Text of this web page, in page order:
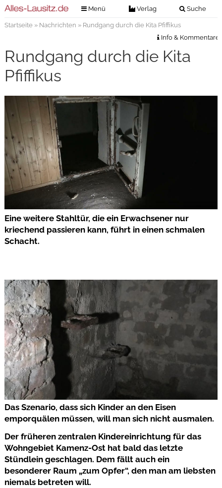
Menü Verlag Suche
Verlag
Kontakt
Impressum
Nachrichten
Veranstaltungstickets
Anzeigensuche
Digitale Ausgaben
Startseite» Nachrichten » Rundgang durch die Kita Pfiffikus
Info & Kommentare
Rundgang durch die Kita
Pfiffikus
Eine weitere Stahltür, die ein Erwachsener nur
kriechend passieren kann, führt in einen schmalen
Schacht.
Das Szenario, dass sich Kinder an den Eisen
emporquälen müssen, will man sich nicht ausmalen.
Der früheren zentralen Kindereinrichtung für das
Wohngebiet Kamenz-Ost hat bald das letzte
Stündlein geschlagen. Dem fällt auch ein
besonderer Raum „zum Opfer“, den man am liebsten
niemals betreten will.